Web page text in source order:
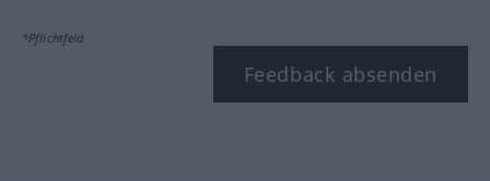
*Pflichtfeld
Feedback absenden